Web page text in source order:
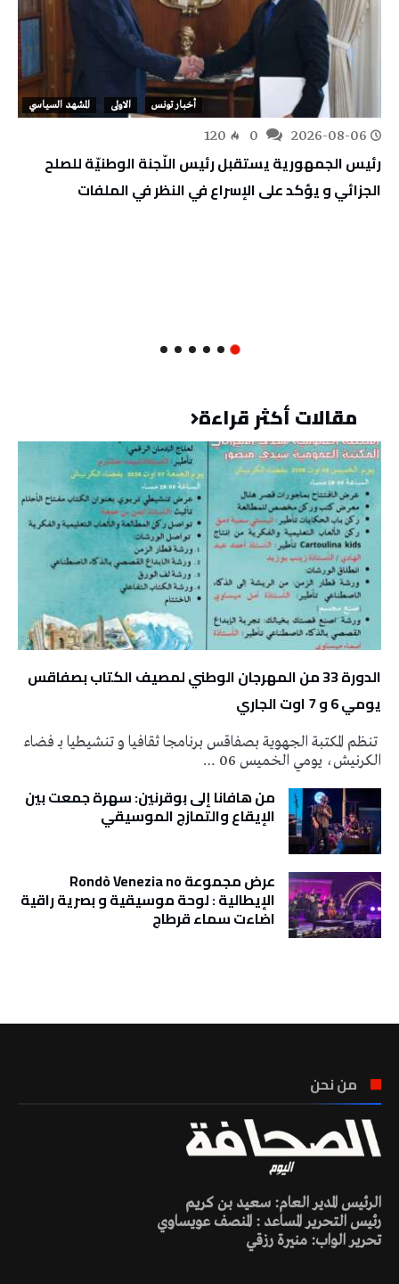
أخبار تونس الاولى المشهد السياسي
2026-08-06
120
رئيس الجمهورية يستقبل رئيس اللّجنة الوطنيّة للصلح
الجزائي و يؤكد على الإسراع في النظر في الملفات
مقالات أكثر قراءة
الدورة 33 من المهرجان الوطني لمصيف الكتاب بصفاقس
يومي 6 و 7 اوت الجاري
تنظم المكتبة الجهوية بصفاقس برنامجا ثقافيا و تنشيطيا بـ فضاء
الكرنيش، يومي الخميس 06 …
من هافانا إلى بوقرنين: سهرة جمعت بين
الإيقاع والتمازج الموسيقي
عرض مجموعة Rondò Venezia no
الإيطالية : لوحة موسيقية و بصرية راقية
اضاءت سماء قرطاج
من نحن
الرئيس المدير العام: سعيد بن كريم
رئيس التحرير المساعد : المنصف عويساوي
تحرير الواب: منيرة رزقي